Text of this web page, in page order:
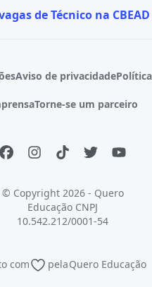
de Técnico na CBEAD
Aviso de privacidade
Torne-se um parceiro
© Copyright 2026 - Quero
Educação CNPJ
10.542.212/0001-54
com pelaQuero Educação